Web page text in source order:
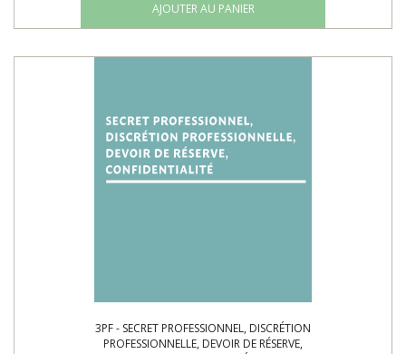
AJOUTER AU PANIER
3PF - SECRET PROFESSIONNEL, DISCRÉTION
PROFESSIONNELLE, DEVOIR DE RÉSERVE,